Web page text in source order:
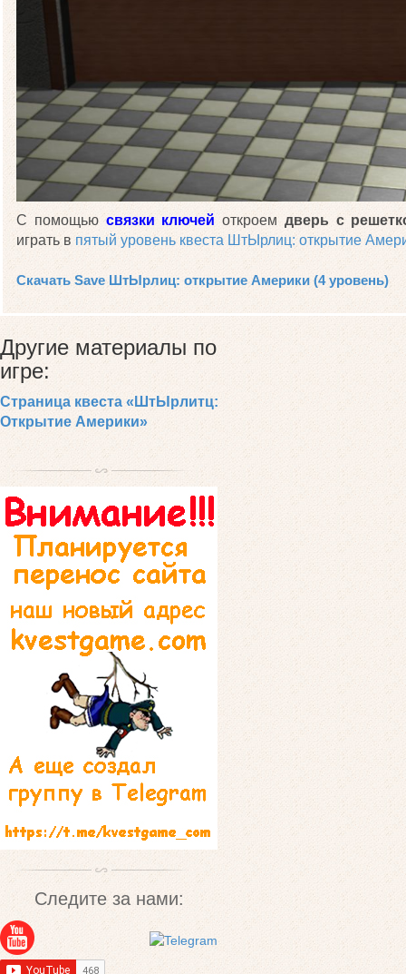
С помощью связки ключей откроем дверь с
играть в пятый уровень квеста ШтЫрлиц: открытие
Скачать Save ШтЫрлиц: открытие Америки (4 уровень)
Другие материалы по
игре:
Страница квеста «ШтЫрлитц:
Открытие Америки»
Следите за нами: